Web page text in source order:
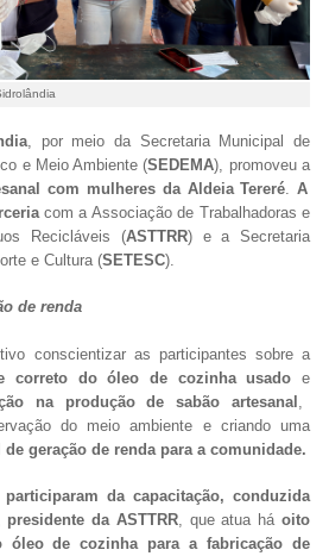
, por meio da Secretaria Municipal de
e Meio Ambiente (SEDEMA), promoveu a
com mulheres da Aldeia Tereré.A
com a Associação de Trabalhadoras e
Recicláveis (ASTTRR) e a Secretaria
e Cultura (SETESC).
de renda
conscientizar as participantes sobre a
correto do óleo de cozinha usado e
na produção de sabão artesanal
do meio ambiente e criando uma
geração de renda para a comunidade.
participaram da capacitação, conduzida
presidente da ASTTRR, que atua háoito
óleo de cozinha para a fabricação de